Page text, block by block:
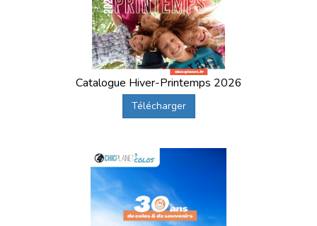
Catalogue Hiver-Printemps 2026
Télécharger